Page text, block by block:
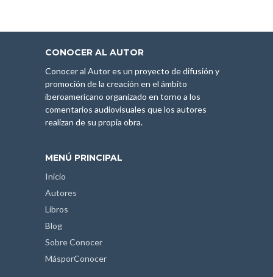
CONOCER AL AUTOR
Conocer al Autor es un proyecto de difusión y
promoción de la creación en el ámbito
iberoamericano organizado en torno a los
comentarios audiovisuales que los autores
realizan de su propia obra.
MENÚ PRINCIPAL
Inicio
Autores
Libros
Blog
Sobre Conocer
MásporConocer